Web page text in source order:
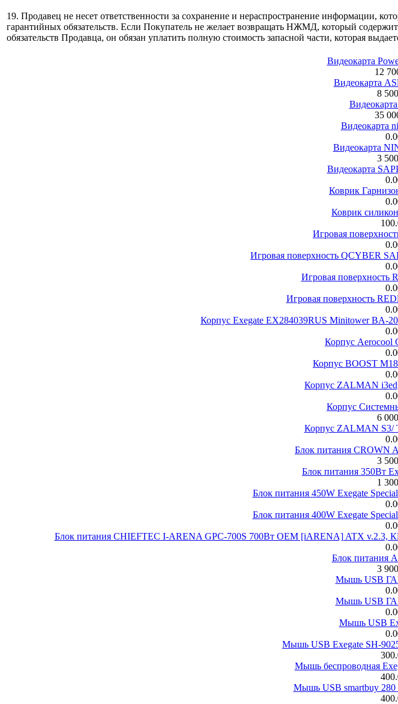
19. Продавец не несет ответственности за сохранение и нераспространение информации,
гарантийных обязательств. Если Покупатель не желает возвращать НЖМД, который
обязательств Продавца, он обязан уплатить полную стоимость запасной части, которая
Видеокарта
12
Видеокарта
8
35
Видеокарта
Видеокарта
3
Видеокарта
Коврик
Коврик
Игровая
Игровая поверхность QCYBER
Игровая поверхность
Игровая поверхность
Корпус Exegate EX284039RUS Minitower BA-
Корпус Aerocool
Корпус BOOST
Корпус ZALMAN
Корпус
6
Корпус ZALMAN S3/
Блок питания CROWN
3
Блок питания 350Вт
1
Блок питания 450W Exegate
Блок питания 400W Exegate
Блок питания CHIEFTEC I-ARENA GPC-700S 700Вт OEM [iARENA] ATX v.2.3,
Блок питания
3
Мышь USB
Мышь USB
Мышь USB
Мышь USB Exegate SH-
Мышь беспроводная
Мышь USB smartbuy